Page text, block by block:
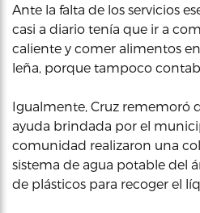
Ante la falta de los servicios
casi a diario tenía que ir a
caliente y comer alimentos
leña, porque tampoco
Igualmente, Cruz rememoró
ayuda brindada por el
comunidad realizaron una
sistema de agua potable del
de plásticos para recoger el